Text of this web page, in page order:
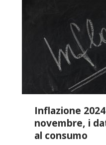
Inflazione
novembre, i
al consumo